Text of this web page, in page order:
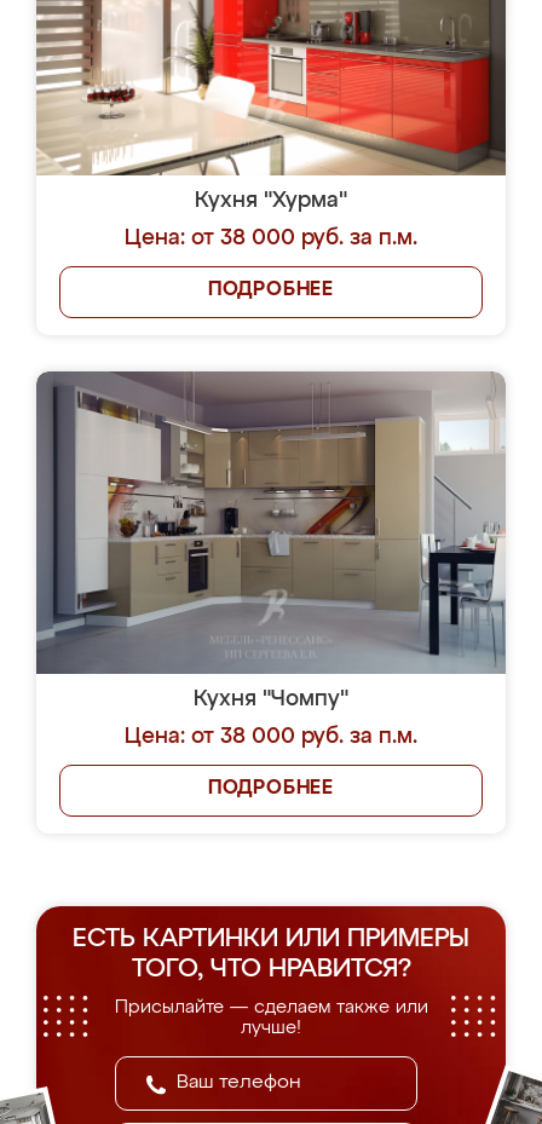
Кухня "Хурма"
Цена: от 38 000 руб. за п.м.
ПОДРОБНЕЕ
Кухня "Чомпу"
Цена: от 38 000 руб. за п.м.
ПОДРОБНЕЕ
ЕСТЬ КАРТИНКИ ИЛИ ПРИМЕРЫ
ТОГО, ЧТО НРАВИТСЯ?
Присылайте — сделаем также или
лучше!